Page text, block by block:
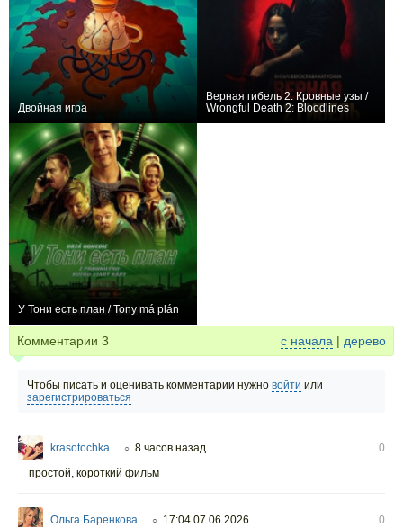
Двойная игра
Верная гибель 2: Кровные узы /
Wrongful Death 2: Bloodlines
У Тони есть план / Tony má plán
Комментарии 3 с начала | дерево
Чтобы писать и оценивать комментарии нужно войти или
зарегистрироваться
krasotochka ○ 8 часов назад
0
простой, короткий фильм
Ольга Баренкова ○ 17:04 07.06.2026
0